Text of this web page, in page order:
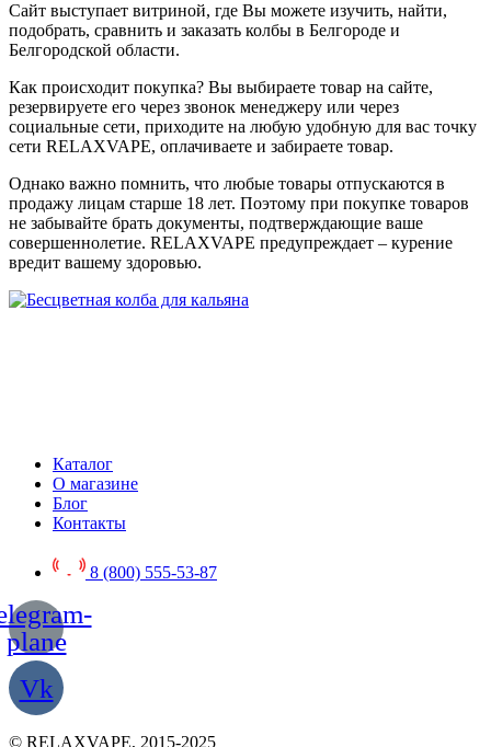
Сайт выступает витриной, где Вы можете изучить, найти,
подобрать, сравнить и заказать колбы в Белгороде и
Белгородской области.
Как происходит покупка? Вы выбираете товар на сайте,
резервируете его через звонок менеджеру или через
социальные сети, приходите на любую удобную для вас точку
сети RELAXVAPE, оплачиваете и забираете товар.
Однако важно помнить, что любые товары отпускаются в
продажу лицам старше 18 лет. Поэтому при покупке товаров
не забывайте брать документы, подтверждающие ваше
совершеннолетие. RELAXVAPE предупреждает – курение
вредит вашему здоровью.
Каталог
О магазине
Блог
Контакты
8 (800) 555-53-87
plane
Vk
© RELAXVAPE, 2015-2025